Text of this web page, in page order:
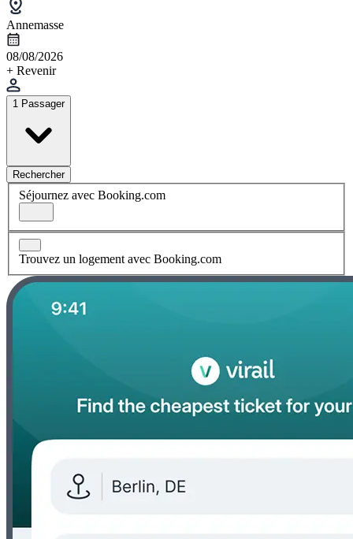
Annemasse
08/08/2026
+ Revenir
1 Passager
Rechercher
Séjournez avec Booking.com
Trouvez un logement avec Booking.com